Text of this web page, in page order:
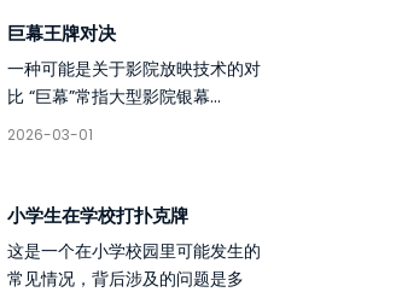
巨幕王牌对决
一种可能是关于影院放映技术的对
比 “巨幕”常指大型影院银幕...
2026-03-01
小学生在学校打扑克牌
这是一个在小学校园里可能发生的
常见情况，背后涉及的问题是多